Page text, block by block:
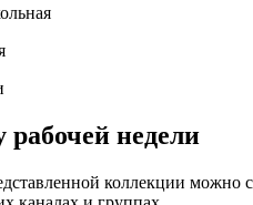
недели
коллекции можно